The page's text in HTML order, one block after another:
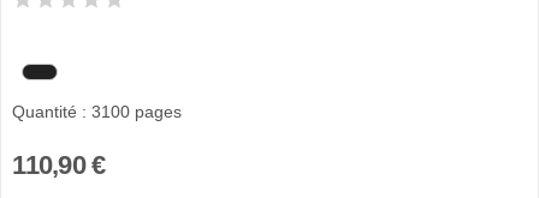
Quantité : 3100 pages
110,90 €